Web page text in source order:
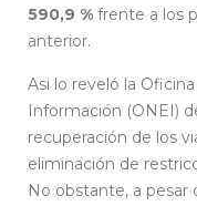
590,9 % frente a los
anterior.
Asi lo reveló la
Información (ONEI)
recuperación de los
eliminación de
No obstante, a pesar